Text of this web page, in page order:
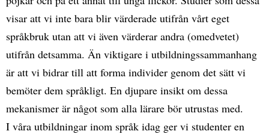
visar att vi inte bara blir värderade utifrån vårt eget
språkbruk utan att vi även värderar andra (omedvetet)
utifrån detsamma. Än viktigare i utbildningssammanhang
är att vi bidrar till att forma individer genom det sätt vi
bemöter dem språkligt. En djupare insikt om dessa
mekanismer är något som alla lärare bör utrustas med.
I våra utbildningar inom språk idag ger vi studenter en